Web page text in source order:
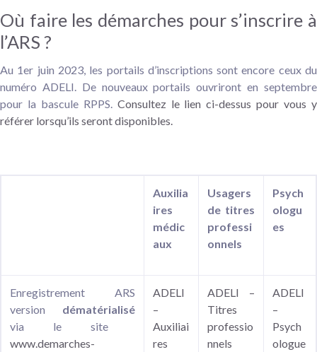
Où faire les démarches pour s’inscrire à
l’ARS ?
Au 1er juin 2023, les portails d’inscriptions sont encore ceux du
numéro ADELI. De nouveaux portails ouvriront en septembre
pour la bascule RPPS. Consultez le lien ci-dessus pour vous y
référer lorsqu’ils seront disponibles.
Auxilia
ires
médic
aux
Usagers
de titres
professi
onnels
Psych
ologu
es
Enregistrement ARS
version dématérialisé
via le site
www.demarches-
ADELI
–
Auxiliai
res
ADELI –
Titres
professio
nnels
ADELI
–
Psych
ologue